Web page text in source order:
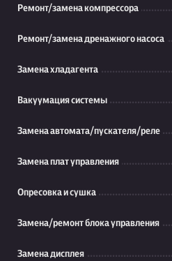
Ремонт/замена компрессора
Ремонт/замена дренажного насоса
Замена хладагента
Вакуумация системы
Замена автомата/пускателя/реле
Замена плат управления
Опресовка и сушка
Замена/ремонт блока управления
Замена дисплея